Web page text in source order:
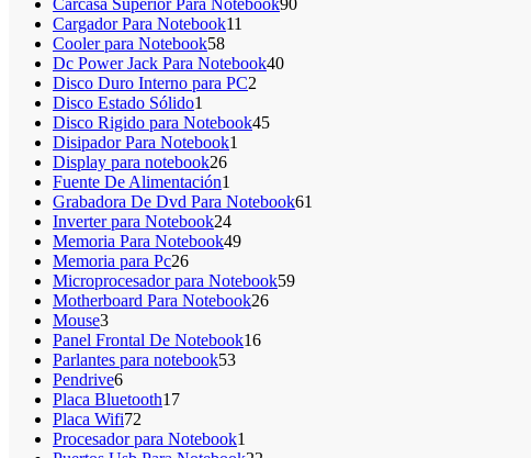
Cargador Para Notebook11
Cooler para Notebook5858
productos
Dc Power Jack Para Notebook4040
Disco Duro Interno para PC2
Disco Estado Sólido1
producto
Disco Rigido para Notebook4545
Disipador Para Notebook1
Display para notebook2626
productos
Fuente De Alimentación1
producto
Grabadora De Dvd Para Notebook61
Inverter para Notebook2424
productos
Memoria Para Notebook4949
Memoria para Pc2626
productos
Microprocesador para Notebook5959
Motherboard Para Notebook2626
Mouse33
productos
Panel Frontal De Notebook1616
Parlantes para notebook5353
Pendrive66
productos
Placa Bluetooth1717
Placa Wifi72
productos
Procesador para Notebook1